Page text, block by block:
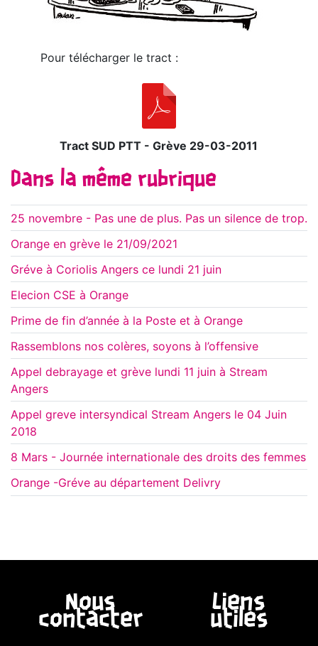
Pour télécharger le tract :
Tract SUD PTT - Grève 29-03-2011
Dans la même rubrique
25 novembre - Pas une de plus. Pas un silence de trop.
Orange en grève le 21/09/2021
Gréve à Coriolis Angers ce lundi 21 juin
Elecion CSE à Orange
Prime de fin d’année à la Poste et à Orange
Rassemblons nos colères, soyons à l’offensive
Appel debrayage et grève lundi 11 juin à Stream
Angers
Appel greve intersyndical Stream Angers le 04 Juin
2018
8 Mars - Journée internationale des droits des femmes
Orange -Gréve au département Delivry
Nous
contacter
Liens
utiles